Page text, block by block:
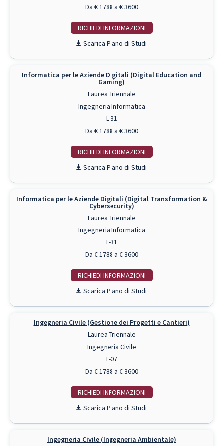
Da € 1788 a € 3600
RICHIEDI INFO
Piano di Studi
Informatica per le Aziende Digitali (Digital Education and
Gaming)
Laurea Triennale
Ingegneria Informatica
L-31
Da € 1788 a € 3600
RICHIEDI INFO
Piano di Studi
Informatica per le Aziende Digitali (Digital Transformation &
Cybersecurity)
Laurea Triennale
Ingegneria Informatica
L-31
Da € 1788 a € 3600
RICHIEDI INFO
Piano di Studi
Ingegneria Civile (Gestione dei Progetti e Cantieri)
Laurea Triennale
Ingegneria Civile
L-07
Da € 1788 a € 3600
RICHIEDI INFO
Piano di Studi
Ingegneria Civile (Ingegneria Ambientale)